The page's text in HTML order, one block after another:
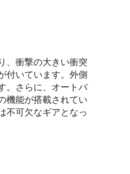
、衝撃の大きい衝突
付いています。外側
。さらに、オートバ
機能が搭載されてい
不可欠なギアとなっ